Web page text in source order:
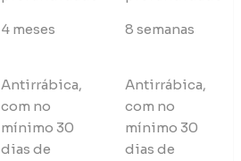
4 meses 8 semanas
Antirrábica,
com no
mínimo 30
dias de
Antirrábica,
com no
mínimo 30
dias de